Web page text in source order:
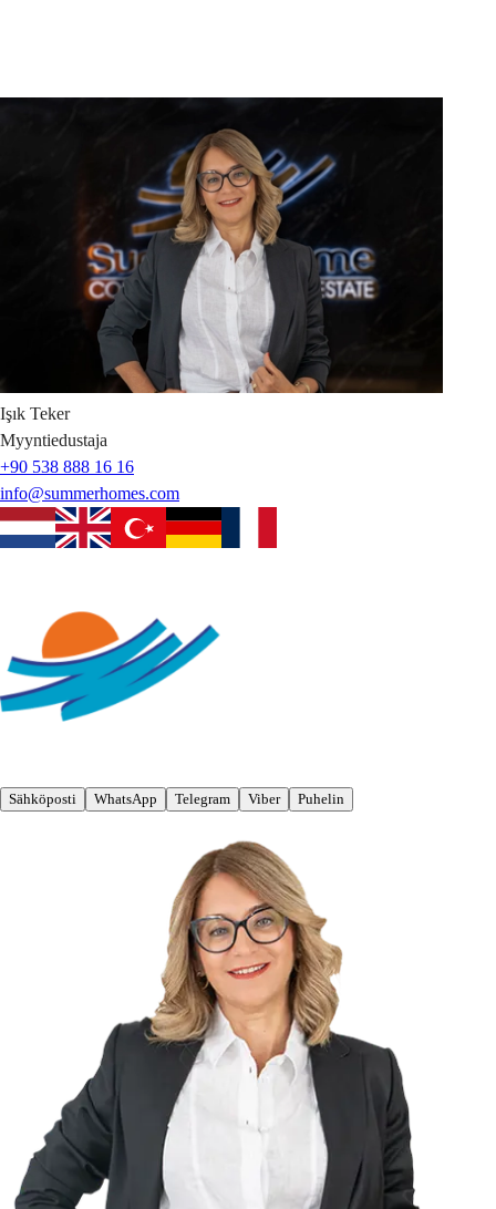
Işık Teker
Myyntiedustaja
+90 538 888 16 16
info@summerhomes.com
Sähköposti WhatsApp Telegram Viber Puhelin